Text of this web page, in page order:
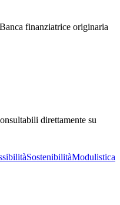
finanziatrice originaria
direttamente su
SostenibilitàModulistica